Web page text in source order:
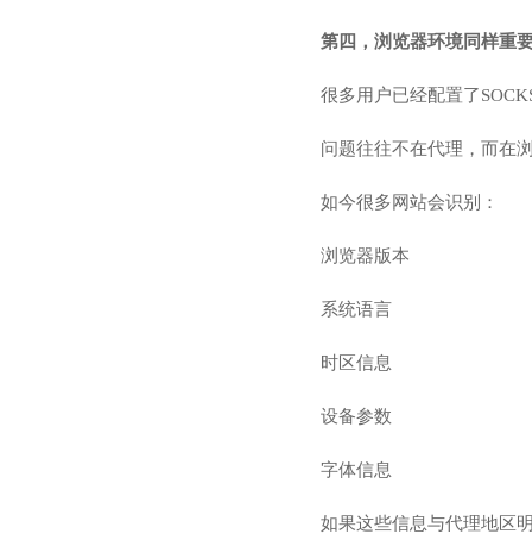
第四，浏览器环境同样重
很多用户已经配置了
问题往往不在代理，而在
如今很多网站会识别：
浏览器版本
系统语言
时区信息
设备参数
字体信息
如果这些信息与代理地区